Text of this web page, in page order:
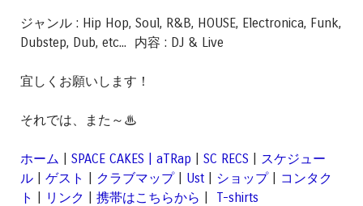
ジャンル : Hip Hop, Soul, R&B, HOUSE, Electronica, Funk,
Dubstep, Dub, etc... 内容 : DJ & Live
宜しくお願いします！
それでは、また～♨
ホーム SPACE CAKES | aTRap SC RECS
スケジュー
ル
ゲスト クラブマップ| Ust ショップ|
コンタク
ト
リンク 携帯はこちらから T-shirts